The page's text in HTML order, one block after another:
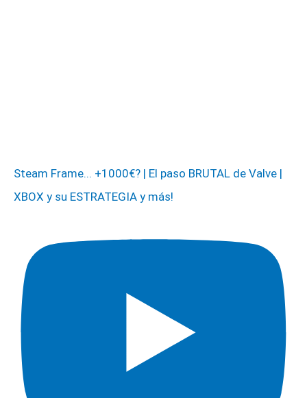
Steam Frame... +1000€? | El paso BRUTAL de Valve |
XBOX y su ESTRATEGIA y más!